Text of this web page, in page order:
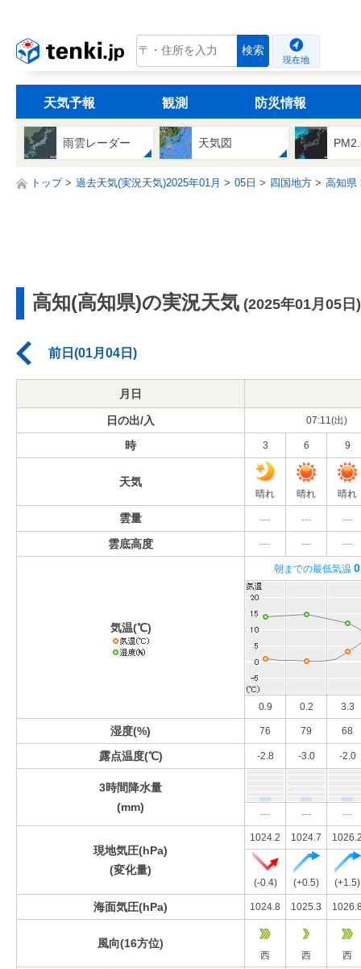
tenki.jp 検索
現在地
天気予報 観測 防災情報
雨雲レーダー 天気図
トップ 過去天気(実況天気)2025年01月 05日 四国地方 高知県
高知(高知県)の実況天気 (2025年01月05日)
前日(01月04日)
月日
日の出/入 07:11(出)
時 3 6 9
天気
晴れ 晴れ 晴れ
雲量 --- --- ---
雲底高度 --- --- ---
気温(℃)
朝までの最低気温
0.9 0.2 3.3
湿度(%) 76 79 68
露点温度(℃) -2.8 -3.0 -2.0
3時間降水量
(mm)
--- --- ---
現地気圧(hPa)
(変化量)
1024.2 1024.7
(-0.4) (+0.5) (+1.5)
海面気圧(hPa) 1024.8 1025.3
風向(16方位)
西 西 西